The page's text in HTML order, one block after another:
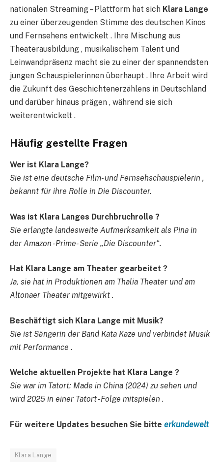
nationalen Streaming – Plattform hat sich Klara Lange
zu einer überzeugenden Stimme des deutschen Kinos
und Fernsehens entwickelt . Ihre Mischung aus
Theaterausbildung , musikalischem Talent und
Leinwandpräsenz macht sie zu einer der spannendsten
jungen Schauspielerinnen überhaupt . Ihre Arbeit wird
die Zukunft des Geschichtenerzählens in Deutschland
und darüber hinaus prägen , während sie sich
weiterentwickelt .
Häufig gestellte Fragen
Wer ist Klara Lange?
Sie ist eine deutsche Film- und Fernsehschauspielerin ,
bekannt für ihre Rolle in Die Discounter.
Was ist Klara Langes Durchbruchrolle ?
Sie erlangte landesweite Aufmerksamkeit als Pina in
der Amazon -Prime- Serie „Die Discounter“.
Hat Klara Lange am Theater gearbeitet ?
Ja, sie hat in Produktionen am Thalia Theater und am
Altonaer Theater mitgewirkt .
Beschäftigt sich Klara Lange mit Musik?
Sie ist Sängerin der Band Kata Kaze und verbindet Musik
mit Performance .
Welche aktuellen Projekte hat Klara Lange ?
Sie war im Tatort: ​​Made in China (2024) zu sehen und
wird 2025 in einer Tatort -Folge mitspielen .
Für weitere Updates besuchen Sie bitte erkundewelt
Klara Lange